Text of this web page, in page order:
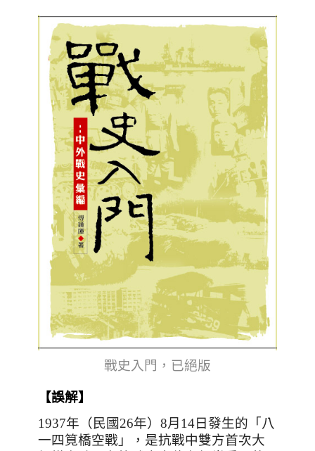
戰史入門，已絕版
【誤解】
1937年（民國26年） 8月 14日發生的「八
一四筧橋空戰」，是抗戰中雙方首次大